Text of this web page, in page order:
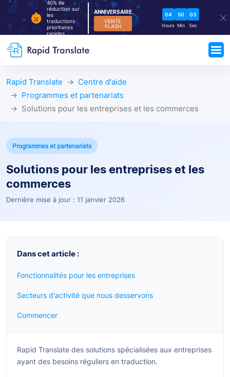
40% de
réduction sur
les
traductions
prioritaires
rapides
ANNIVERSAIRE
VENTE
FLASH
04
Hours
50
Min
03
Sec
Rapid Translate
Centre d'aide
Programmes et partenariats
Solutions pour les entreprises et les commerces
Programmes et partenariats
Solutions pour les entreprises et les
commerces
Dernière mise à jour : 11 janvier 2026
Dans cet article :
Fonctionnalités pour les entreprises
Secteurs d'activité que nous desservons
Commencer
Rapid Translate des solutions spécialisées aux entreprises
ayant des besoins réguliers en traduction.